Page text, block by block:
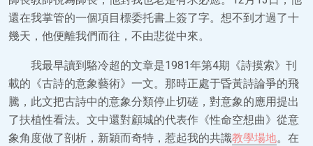
還在我掌管的一個項目標委托書上簽了字。想不到才過了十
幾天，他便離我們而往，不由悲從中來。
我最早讀到駱冷超的文章是1981年第4期《詩摸索》刊
載的《古詩的意象藝術》一文。那時正處于昏黃詩論爭的飛
騰，此文把古詩中的意象分類停止切磋，對意象的應用提出
了扶植性看法。文中還對顧城的代表作《性命空想曲》從意
象角度做了剖析，新穎而奇特，惹起我的共識教學場地。在